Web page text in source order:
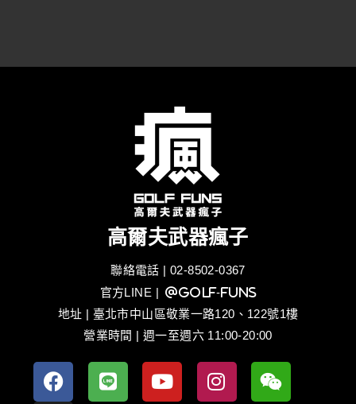
高爾夫武器瘋子
聯絡電話 | 02-8502-0367
官方LINE | @golf-funs
地址 | 臺北市中山區敬業一路120、122號1樓
營業時間 | 週一至週六 11:00-20:00